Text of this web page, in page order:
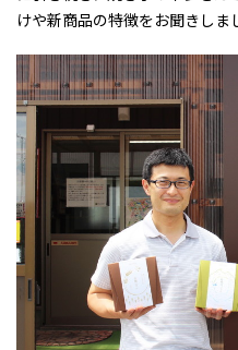
けや新商品の特徴をお聞きしま